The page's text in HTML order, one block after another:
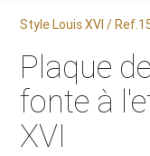
Style Louis XVI /
Plaque
fonte à
XVI